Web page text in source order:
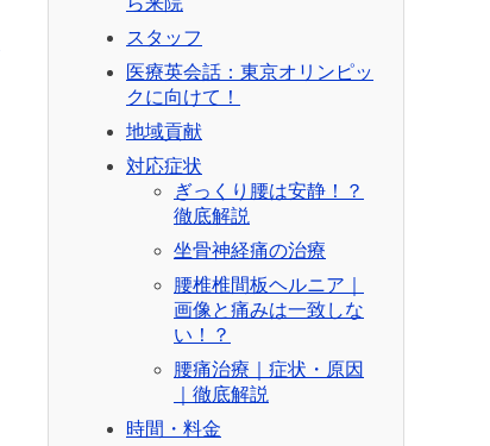
スタッフ
医療英会話：東京オリンピッ
クに向けて！
地域貢献
対応症状
ぎっくり腰は安静！？
徹底解説
坐骨神経痛の治療
腰椎椎間板ヘルニア｜
画像と痛みは一致しな
い！？
腰痛治療｜症状・原因
｜徹底解説
時間・料金